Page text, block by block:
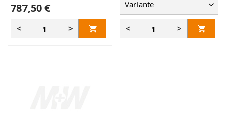
787,50 €
< > < >